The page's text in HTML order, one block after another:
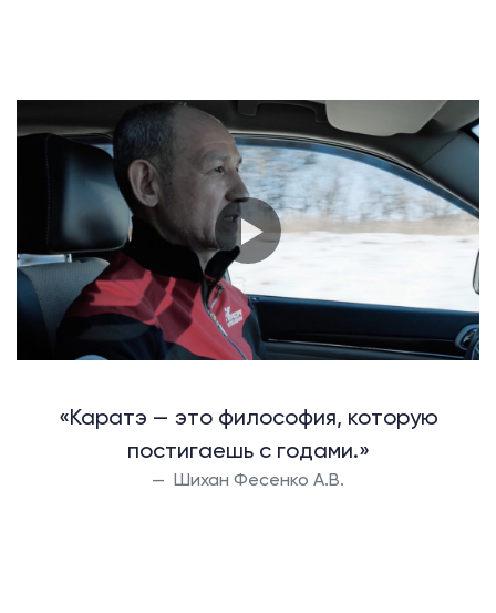
«Каратэ — это философия, которую
постигаешь с годами.»
Шихан Фесенко А.В.